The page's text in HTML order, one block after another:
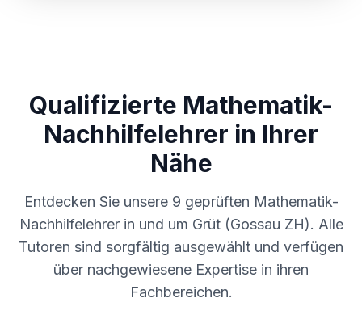
Qualifizierte Mathematik-
Nachhilfelehrer in Ihrer
Nähe
Entdecken Sie unsere 9 geprüften Mathematik-
Nachhilfelehrer in und um Grüt (Gossau ZH). Alle
Tutoren sind sorgfältig ausgewählt und verfügen
über nachgewiesene Expertise in ihren
Fachbereichen.